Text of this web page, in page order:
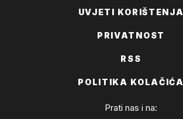
UVJETI KORIŠTENJA
PRIVATNOST
RSS
POLITIKA KOLAČIĆA
Prati nas i na: